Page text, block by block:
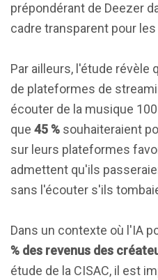
prépondérant de Deezer
cadre transparent pour
Par ailleurs, l'étude révèle
de plateformes de
écouter de la musique
que 45 % souhaiteraient
sur leurs plateformes
admettent qu'ils
sans l'écouter s'ils
Dans un contexte où l'IA
% des revenus des
étude de la CISAC, il est